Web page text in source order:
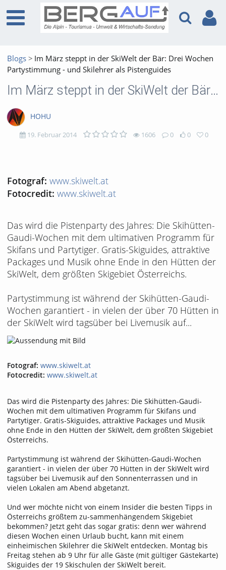
Blogs
Im März steppt in der SkiWelt der Bär: Drei Wochen
Partystimmung - und Skilehrer als Pistenguides
Im März steppt in der SkiWelt der Bär: Drei Wochen Partystimmung - und Skilehrer als Pistenguides
HOHU
19. Februar 2014 1606 0 0 0
Fotograf: www.skiwelt.at
Fotocredit: www.skiwelt.at
Das wird die Pistenparty des Jahres: Die Skihütten-
Gaudi-Wochen mit dem ultimativen Programm für
Skifans und Partytiger. Gratis-Skiguides, attraktive
Packages und Musik ohne Ende in den Hütten der
SkiWelt, dem größten Skigebiet Österreichs.
Partystimmung ist während der Skihütten-Gaudi-
Wochen garantiert - in vielen der über 70 Hütten in
der SkiWelt wird tagsüber bei Livemusik auf...
Fotograf: www.skiwelt.at
Fotocredit: www.skiwelt.at
Das wird die Pistenparty des Jahres: Die Skihütten-Gaudi-
Wochen mit dem ultimativen Programm für Skifans und
Partytiger. Gratis-Skiguides, attraktive Packages und Musik
ohne Ende in den Hütten der SkiWelt, dem größten Skigebiet
Österreichs.
Partystimmung ist während der Skihütten-Gaudi-Wochen
garantiert - in vielen der über 70 Hütten in der SkiWelt wird
tagsüber bei Livemusik auf den Sonnenterrassen und in
vielen Lokalen am Abend abgetanzt.
Und wer möchte nicht von einem Insider die besten Tipps in
Österreichs größtem zu-sammenhängendem Skigebiet
bekommen? Jetzt geht das sogar gratis: denn wer während
diesen Wochen einen Urlaub bucht, kann mit einem
einheimischen Skilehrer die SkiWelt entdecken. Montag bis
Freitag stehen ab 9 Uhr für alle Gäste (mit gültiger Gästekarte)
Skiguides der 19 Skischulen der SkiWelt bereit.